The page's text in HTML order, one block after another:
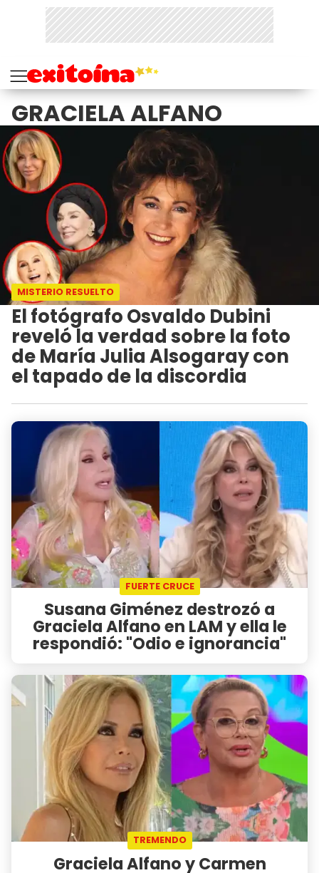
GRACIELA ALFANO
MISTERIO RESUELTO
El fotógrafo Osvaldo Dubini
reveló la verdad sobre la foto
de María Julia Alsogaray con
el tapado de la discordia
FUERTE CRUCE
Susana Giménez destrozó a
Graciela Alfano en LAM y ella le
respondió: "Odio e ignorancia"
TREMENDO
Graciela Alfano y Carmen